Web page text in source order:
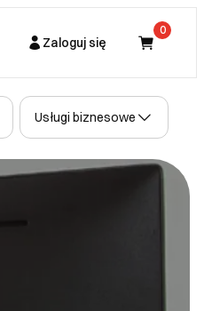
Zaloguj się
0
Usługi biznesowe